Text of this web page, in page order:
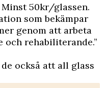
Minst 50kr/glassen.
som bekämpar
genom att arbeta
och rehabiliterande.”
också att all glass